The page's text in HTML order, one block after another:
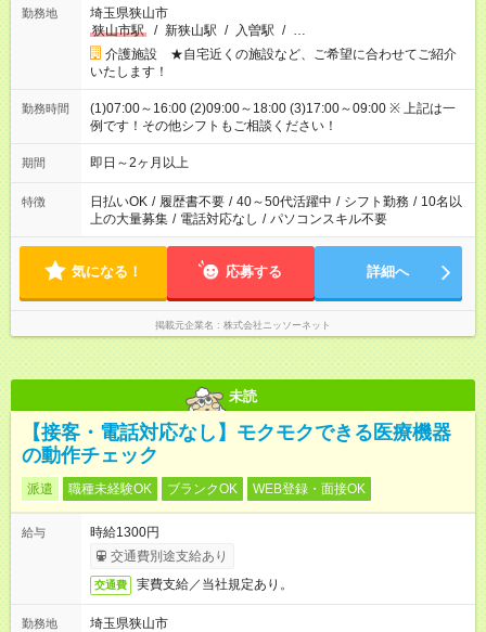
勤務地
埼玉県狭山市
狭山市駅
/ 新狭山駅 / 入曽駅 / …
介護施設 ★自宅近くの施設など、ご希望に合わせてご紹介
いたします！
勤務時間
(1)07:00～16:00 (2)09:00～18:00 (3)17:00～09:00 ※ 上記は一
例です！その他シフトもご相談ください！
期間 即日～2ヶ月以上
特徴 日払いOK / 履歴書不要 / 40～50代活躍中 / シフト勤務 / 10名以
上の大量募集 / 電話対応なし / パソコンスキル不要
気になる！ 応募する 詳細へ
掲載元企業名 株式会社ニッソーネット
未読
【接客・電話対応なし】モクモクできる医療機器
の動作チェック
派遣 職種未経験OK ブランクOK WEB登録・面接OK
給与
時給1300円
交通費別途支給あり
交通費 実費支給／当社規定あり。
勤務地
埼玉県狭山市